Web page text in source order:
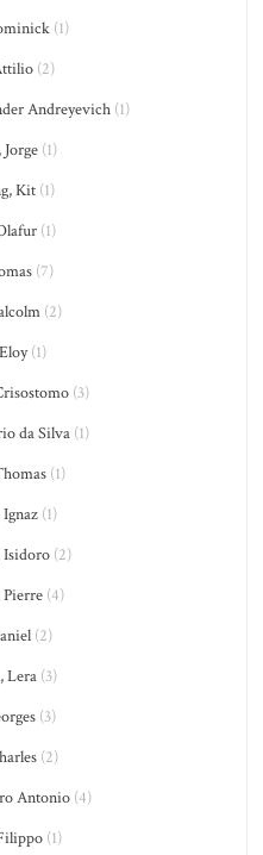
(1)
(2)
Andreyevich(1)
(1)
Kit (1)
(1)
(7)
(2)
(1)
(3)
da Silva (1)
(1)
(1)
Isidoro (2)
(4)
(2)
Lera(3)
(3)
(2)
Antonio (4)
(1)